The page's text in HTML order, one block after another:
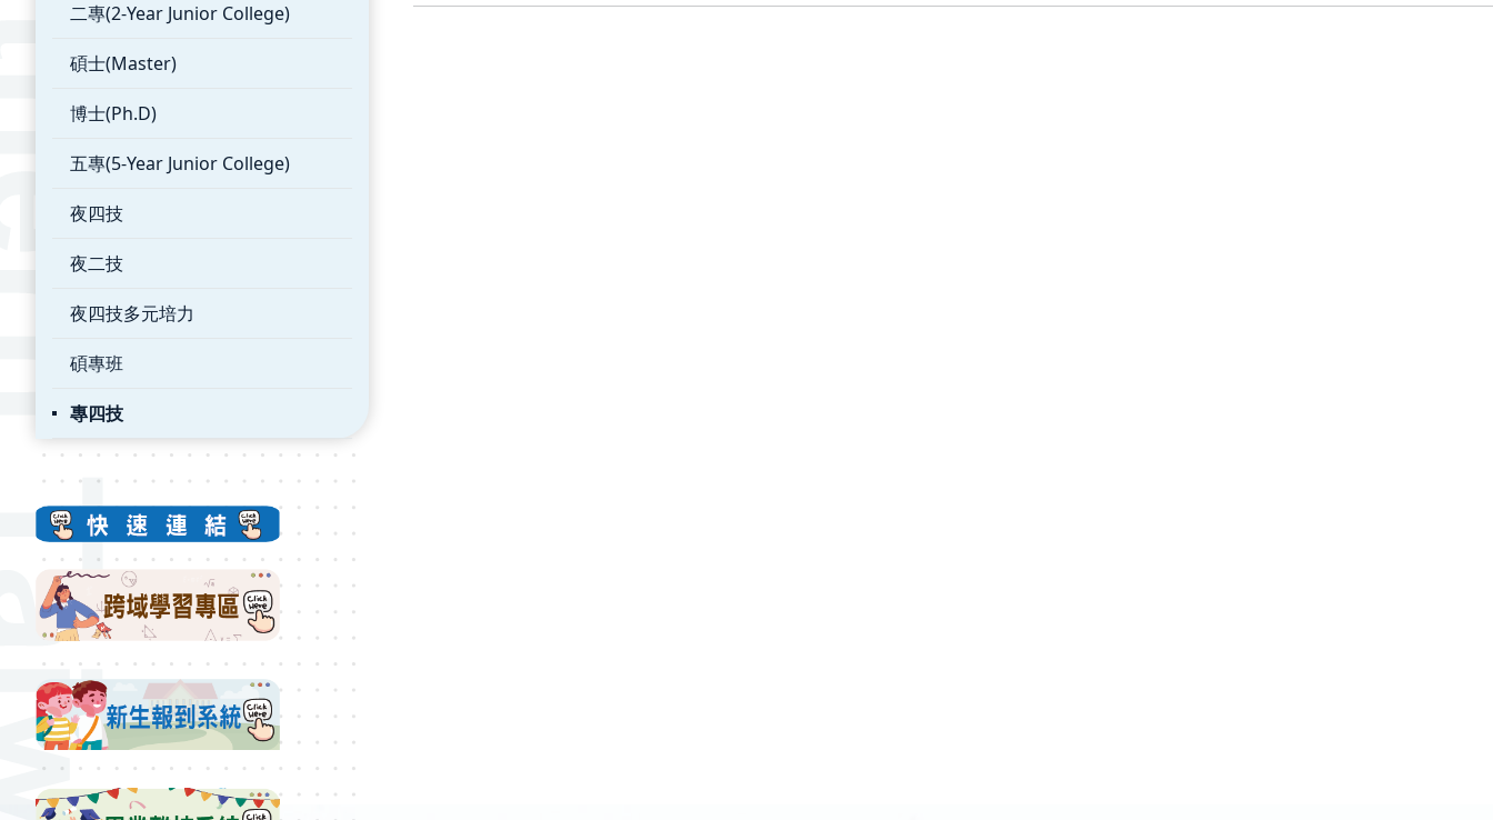
二專(2-Year Junior College)
碩士(Master)
博士(Ph.D)
五專(5-Year Junior College)
夜四技
夜二技
夜四技多元培力
碩專班
專四技